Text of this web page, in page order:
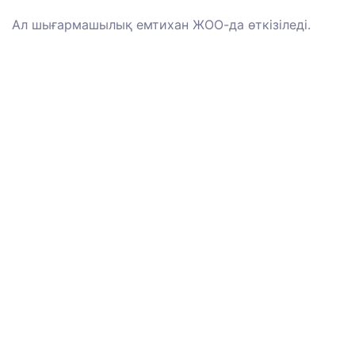
Ал шығармашылық емтихан ЖОО-да өткізіледі.